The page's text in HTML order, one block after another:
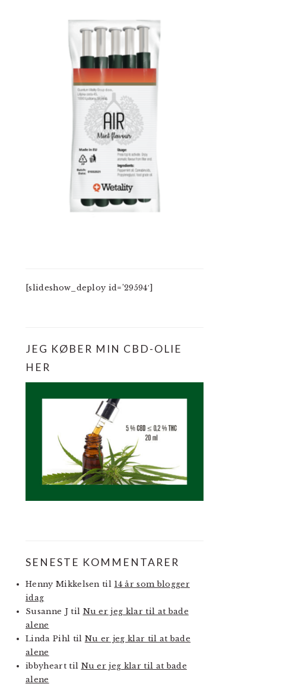
[slideshow_deploy id=’29594′]
JEG KØBER MIN CBD-OLIE
HER
SENESTE KOMMENTARER
Henny Mikkelsen til 14 år som blogger
idag
Susanne Jtil Nu er jeg klar til at bade
alene
Linda Pihl til Nu er jeg klar til at bade
alene
ibbyhearttil Nu er jeg klar til at bade
alene